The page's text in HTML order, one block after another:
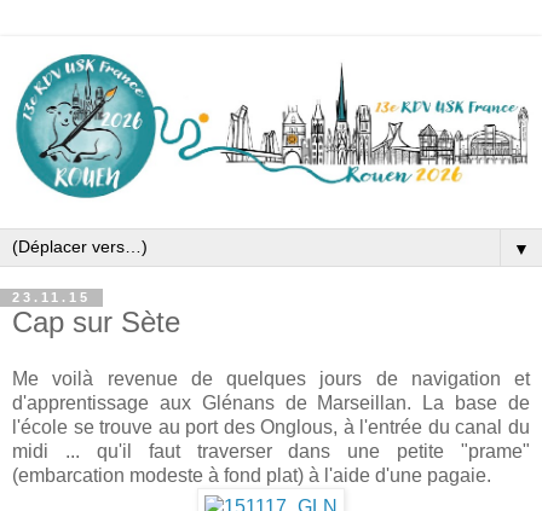
▼
23.11.15
Cap sur Sète
Me voilà revenue de quelques jours de navigation et
d'apprentissage aux Glénans de Marseillan. La base de
l'école se trouve au port des Onglous, à l'entrée du canal du
midi ... qu'il faut traverser dans une petite "prame"
(embarcation modeste à fond plat) à l'aide d'une pagaie.